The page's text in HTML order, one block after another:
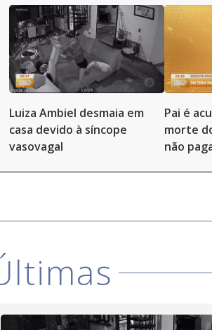
Luiza Ambiel desmaia em
casa devido à síncope
vasovagal
Pai é
morte
não